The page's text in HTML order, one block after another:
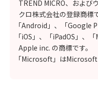
TREND MICRO、および
クロ株式会社の登録商標
「Android」、「Google
「iOS」、「iPadOS」、
Apple inc. の商標です。
「Microsoft」は